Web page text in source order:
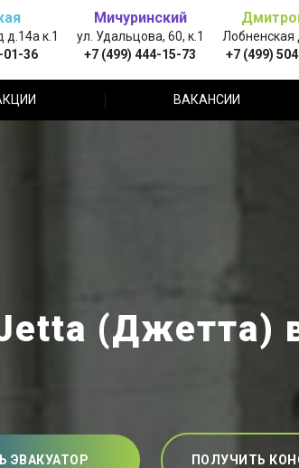
д.14а к.1
01-36
Мичуринский
ул. Удальцова, 60, к.1
+7 (499) 444-15-73
Лобненская
+7 (499)
ВАКАНСИИ
(Джетта)
ЭВАКУАТОР ПОЛУЧИТЬ